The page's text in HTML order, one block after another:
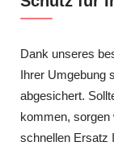
Dank unseres
Ihrer Umgebung
abgesichert.
kommen, sorgen
schnellen Ersatz